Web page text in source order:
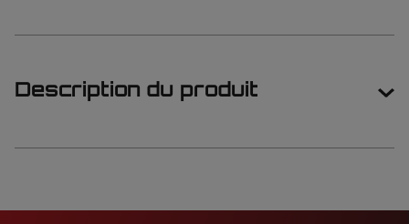
Description du produit